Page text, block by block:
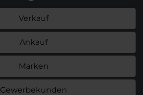
Verkauf
Ankauf
Marken
Gewerbekunden